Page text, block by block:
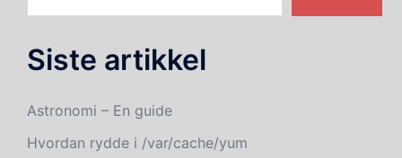
Siste artikkel
Astronomi – En guide
Hvordan rydde i /var/cache/yum